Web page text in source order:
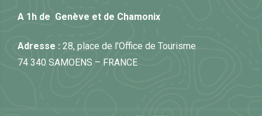
A 1h de Genève et de Chamonix
Adresse : 28, place de l’Office de Tourisme
74 340 SAMOENS – FRANCE